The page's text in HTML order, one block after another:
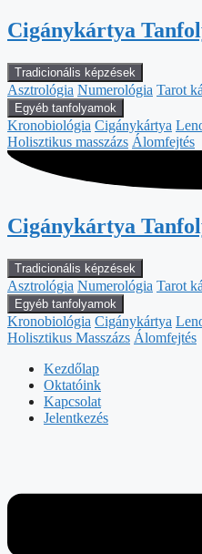
Cigánykártya Tanfolyamㅤㅤㅤㅤㅤ
Tradicionális képzések
Asztrológia Numerológia Tarot
Egyéb tanfolyamok
Kronobiológia Cigánykártya
Holisztikus masszázs Álomfejtés
Cigánykártya Tanfolyamㅤㅤㅤㅤㅤ
Tradicionális képzések
Asztrológia Numerológia Tarot
Egyéb tanfolyamok
Kronobiológia Cigánykártya
Holisztikus Masszázs Álomfejtés
Kezdőlap
Oktatóink
Kapcsolat
Jelentkezés